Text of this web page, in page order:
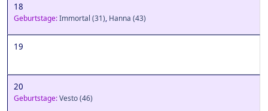
18
Geburtstage:Immortal (31), Hanna (43)
19
20
Geburtstage:Vesto(46)